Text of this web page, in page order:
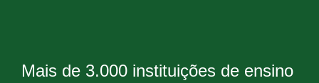
Mais de 3.000 instituições de ensino